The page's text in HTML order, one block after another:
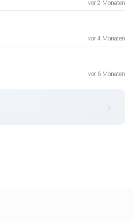
vor 2 Monaten
vor 4 Monaten
vor 6 Monaten